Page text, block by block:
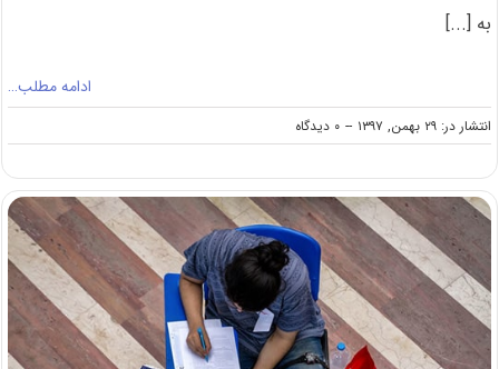
به [...]
ادامه مطلب…
انتشار در: ۲۹ بهمن, ۱۳۹۷ -- ۰ دیدگاه
on
اعلام
شرایط
وظیفه
عمومی
داوطلبان
کنکور
ارشد
۹۸
وزارت
بهداشت